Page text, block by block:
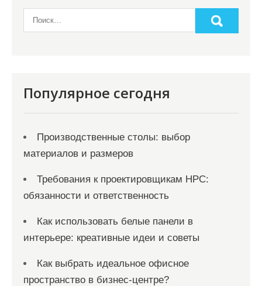
Популярное сегодня
Производственные столы: выбор
материалов и размеров
Требования к проектировщикам НРС:
обязанности и ответственность
Как использовать белые панели в
интерьере: креативные идеи и советы
Как выбрать идеальное офисное
пространство в бизнес-центре?